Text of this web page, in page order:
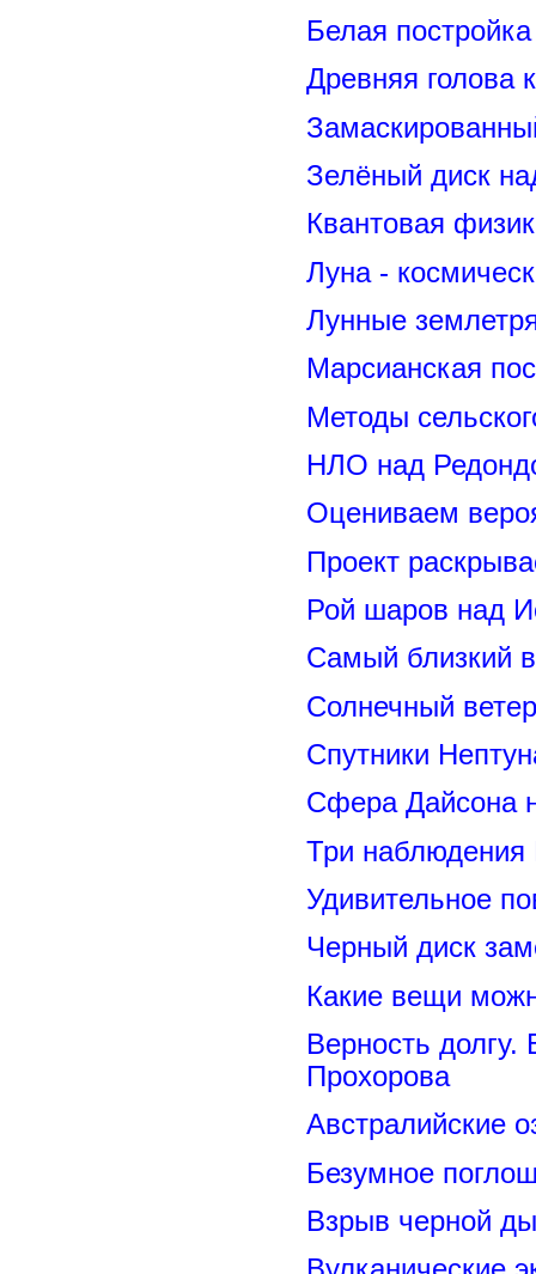
Белая
Древняя голова
Зелёный диск
Квантовая
Луна -
Лунные
Марсианская
Методы
НЛО над
Оцениваем
Проект
Рой шаров над
Самый близкий
Солнечный
Спутники
Сфера Дайсона
Три
Удивительное
Черный диск
Какие вещи
Верность долгу.
Прохорова
Австралийские
Безумное
Взрыв черной